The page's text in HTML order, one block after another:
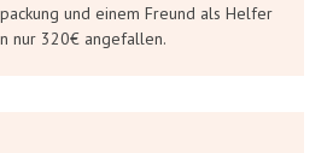
und einem Freund als Helfer
nur 320€ angefallen.